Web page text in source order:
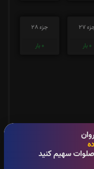
صلوات سهیم کنید
27
0 بار
جزء 28
0 بار